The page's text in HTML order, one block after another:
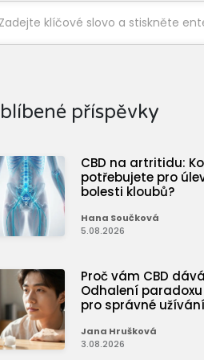
příspěvky
CBD na artritidu:
potřebujete pro
bolesti kloubů?
Hana Součková
5.08.2026
Proč vám CBD
Odhalení
pro správné užívání
Jana Hrušková
3.08.2026